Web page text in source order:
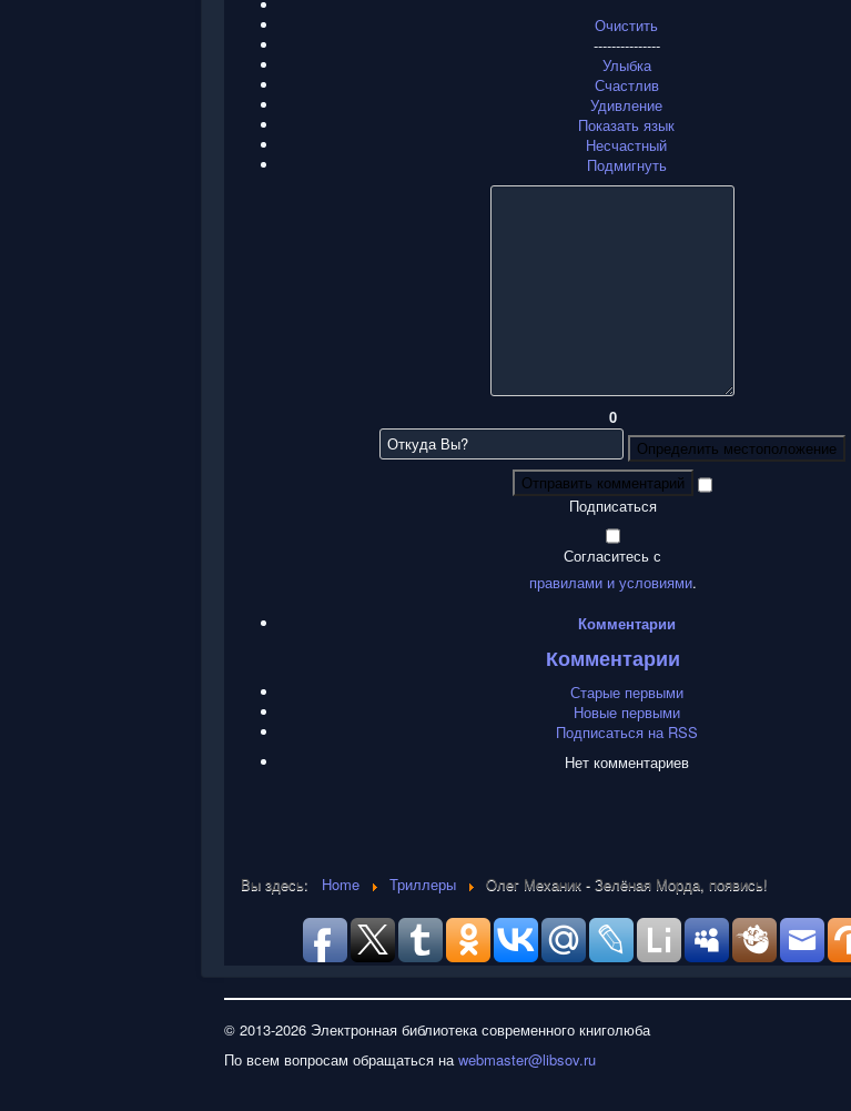
Очистить
---------------
Улыбка
Счастлив
Удивление
Показать язык
Несчастный
Подмигнуть
0
Определить местоположение
Отправить комментарий
Подписаться
Согласитесь с
правилами и условиями.
Комментарии
Комментарии
Старые первыми
Новые первыми
Подписаться на RSS
Нет комментариев
Вы здесь: Home Триллеры Олег Механик - Зелёная Морда, появись!
© 2013-2026 Электронная библиотека современного книголюба
По всем вопросам обращаться наwebmaster@libsov.ru